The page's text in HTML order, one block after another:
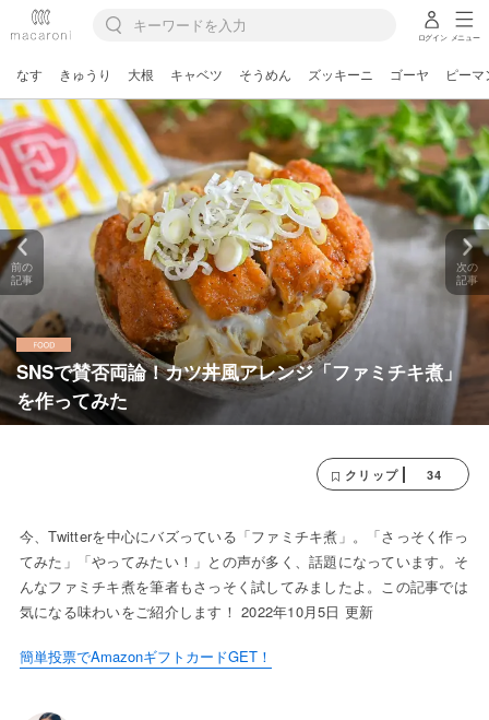
ログイン メニュー
なす きゅうり 大根 キャベツ そうめん ズッキーニ ゴーヤ ピーマ
SNSで賛否両論！カツ丼風アレンジ「ファミチキ煮」
を作ってみた
前の
記事
次の
記事
クリップ 34
今、Twitterを中心にバズっている「ファミチキ煮」。「さっそく作っ
てみた」「やってみたい！」との声が多く、話題になっています。そ
んなファミチキ煮を筆者もさっそく試してみましたよ。この記事では
気になる味わいをご紹介します！ 2022年10月5日 更新
簡単投票でAmazonギフトカードGET！